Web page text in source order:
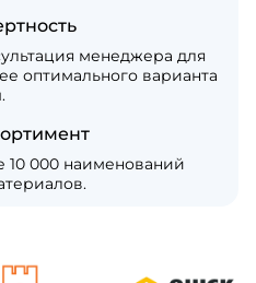
менеджера для
оптимального варианта
10 000 наименований